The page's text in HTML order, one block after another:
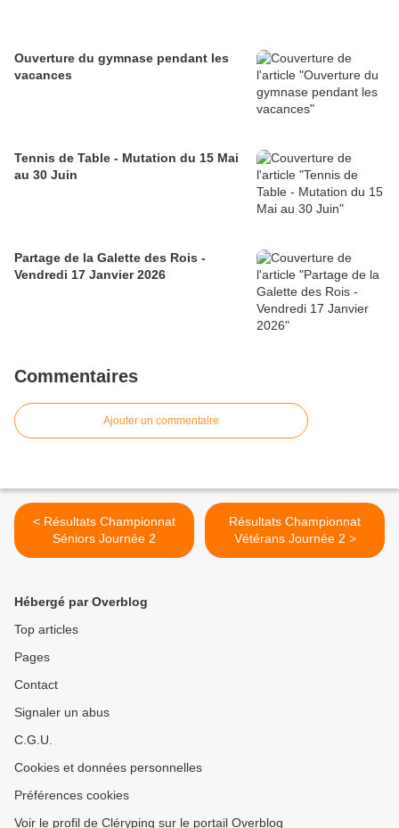
Ouverture du gymnase pendant les
vacances
Tennis de Table - Mutation du 15 Mai
au 30 Juin
Partage de la Galette des Rois -
Vendredi 17 Janvier 2026
Commentaires
Ajouter un commentaire
< Résultats Championnat
Séniors Journée 2
Résultats Championnat
Vétérans Journée 2 >
Hébergé par Overblog
Top articles
Pages
Contact
Signaler un abus
C.G.U.
Cookies et données personnelles
Préférences cookies
Voir le profil de Cléryping sur le portail Overblog